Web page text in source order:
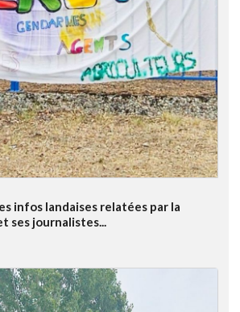
infos landaises relatées par la
ses journalistes...